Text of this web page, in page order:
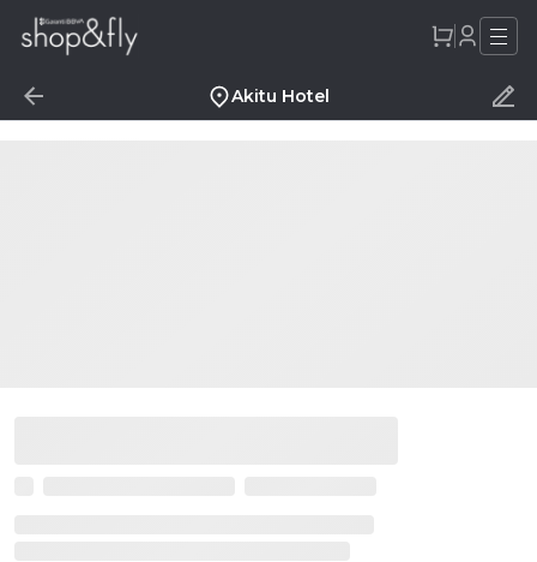
Akitu Hotel